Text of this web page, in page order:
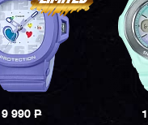
9 990P